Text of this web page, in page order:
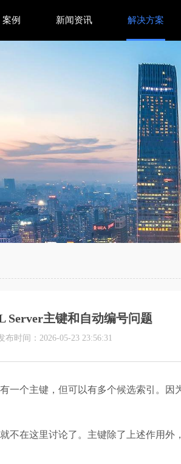
题
案例 新闻资讯 解决方案
Server主键和自动编号问题
布时间：2026-05-23 23:56:31
一个主键，但可以有多个候选索引。
不在这里讨论了。主键除了上述作用